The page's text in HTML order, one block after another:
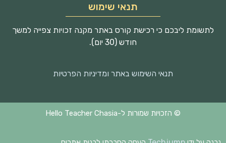
תנאי שימוש
לתשומת ליבכם כי רכישת קורס באתר מקנה זכויות צפייה למשך
חודש (30 יום).
תנאי השימוש באתר ומדיניות הפרטיות
© הזכויות שמורות ל-Hello Teacher Chasia